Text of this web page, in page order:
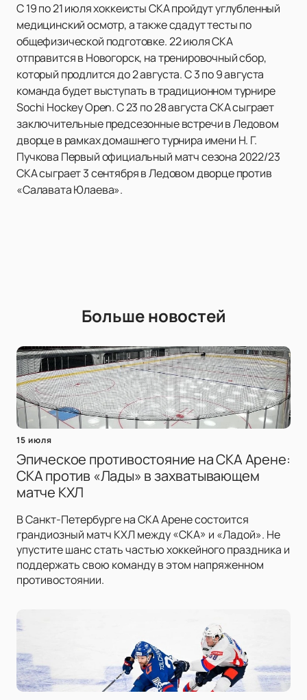
С 19 по 21 июля хоккеисты СКА пройдут углубленный
медицинский осмотр, а также сдадут тесты по
общефизической подготовке. 22 июля СКА
отправится в Новогорск, на тренировочный сбор,
который продлится до 2 августа. С 3 по 9 августа
команда будет выступать в традиционном турнире
Sochi Hockey Open. С 23 по 28 августа СКА сыграет
заключительные предсезонные встречи в Ледовом
дворце в рамках домашнего турнира имени Н. Г.
Пучкова Первый официальный матч сезона 2022/23
СКА сыграет 3 сентября в Ледовом дворце против
«Салавата Юлаева».
Больше новостей
15 июля
Эпическое противостояние на СКА Арене:
СКА против «Лады» в захватывающем
матче КХЛ
В Санкт-Петербурге на СКА Арене состоится
грандиозный матч КХЛ между «СКА» и «Ладой». Не
упустите шанс стать частью хоккейного праздника и
поддержать свою команду в этом напряженном
противостоянии.